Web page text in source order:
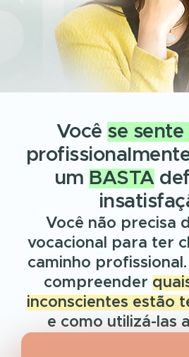
Você se
um BASTA
Você não precisa
vocacional para ter
caminho
compreender
inconscientes estão
e como utilizá-las